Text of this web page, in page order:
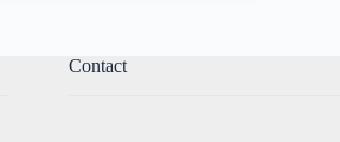
Contact